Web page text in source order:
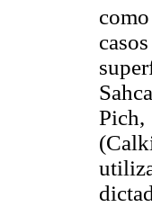
Pich,